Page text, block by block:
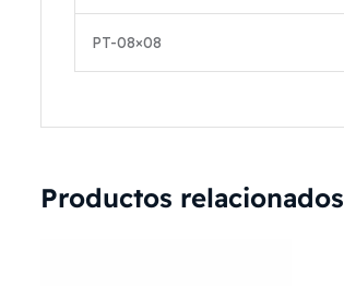
PT-08×08
Productos relacionados